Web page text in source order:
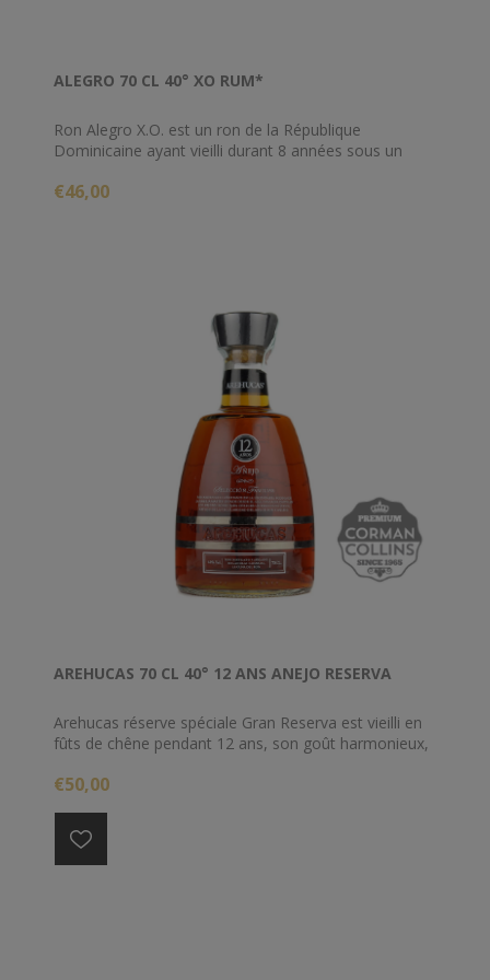
ALEGRO 70 CL 40° XO RUM*
Ron Alegro X.O. est un ron de la République
Dominicaine ayant vieilli durant 8 années sous un
ayant précédemment contenu du Bourbon.
€46,00
AREHUCAS 70 CL 40° 12 ANS ANEJO RESERVA
Arehucas réserve spéciale Gran Reserva est vieilli en
fûts de chêne pendant 12 ans, son goût harmonieux,
très agréable.
€50,00